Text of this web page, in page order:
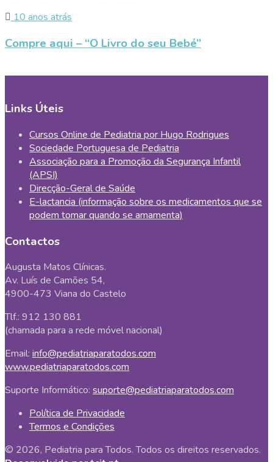
10 anos atrás
Compre aqui – “O Livro do seu Bebé”
Links Úteis
Cursos Online de Pediatria por Hugo Rodrigues
Sociedade Portuguesa de Pediatria
Associação para a Promoção da Segurança Infantil
(APSI)
Direcção-Geral de Saúde
E-lactancia (informação sobre os medicamentos que se
podem tomar quando se amamenta)
Contactos
Augusta Matos Clínicas.
Av. Luís de Camões 54,
4900-473 Viana do Castelo
Tlf.: 912 130 881
(chamada para a rede móvel nacional)
Email: info@pediatriaparatodos.com
www.pediatriaparatodos.com
Suporte Informático: suporte@pediatriaparatodos.com
Política de Privacidade
Termos e Condições
© 2026, Pediatria para Todos. Todos os direitos reservados.